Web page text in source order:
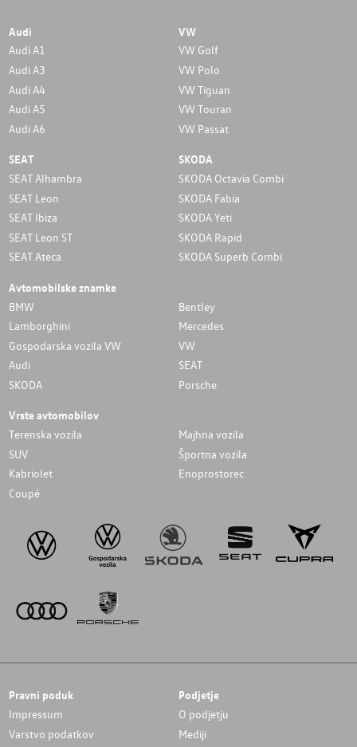
Audi
Audi A1
Audi A3
Audi A4
Audi A5
Audi A6
VW
VW Golf
VW Polo
VW Tiguan
VW Touran
VW Passat
SEAT
SEAT Alhambra
SEAT Leon
SEAT Ibiza
SEAT Leon ST
SEAT Ateca
SKODA
SKODA Octavia Combi
SKODA Fabia
SKODA Yeti
SKODA Rapid
SKODA Superb Combi
Avtomobilske znamke
BMW
Bentley
Lamborghini
Mercedes
Gospodarska vozila VW
VW
Audi
SEAT
SKODA
Porsche
Vrste avtomobilov
Terenska vozila
Majhna vozila
SUV
Športna vozila
Kabriolet
Enoprostorec
Coupé
Pravni poduk
Impressum
Varstvo podatkov
Podjetje
O podjetju
Mediji